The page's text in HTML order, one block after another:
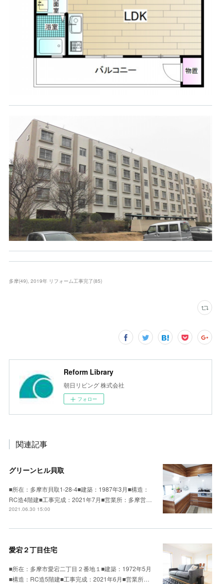
多摩(49) 2019年 リフォーム工事完了(85)
Reform Library
朝日リビング 株式会社
フォロー
関連記事
グリーンヒル貝取
■所在：多摩市貝取1-28-4■建築：1987年3月■構造：
RC造4階建■工事完成：2021年7月■営業所：多摩営…
2021.06.30 15:00
愛宕２丁目住宅
■所在：多摩市愛宕二丁目２番地１■建築：1972年5月
■構造：RC造5階建■工事完成：2021年6月■営業所…